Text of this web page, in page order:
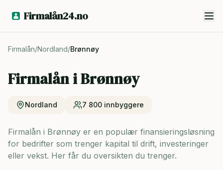
Firmalån24.no
Firmalån/Nordland/Brønnøy
Firmalån iBrønnøy
Nordland 7 800 innbyggere
Firmalån i Brønnøy er en populær finansieringsløsning
for bedrifter som trenger kapital til drift, investeringer
eller vekst. Her får du oversikten du trenger.